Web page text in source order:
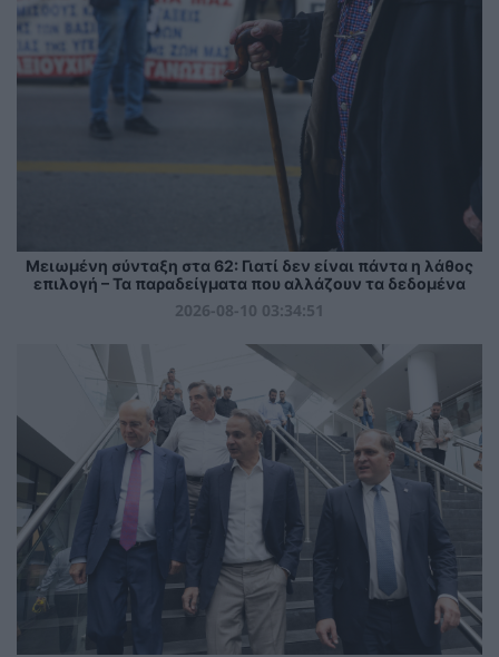
Μειωμένη σύνταξη στα 62: Γιατί δεν είναι πάντα η λάθος
επιλογή – Τα παραδείγματα που αλλάζουν τα δεδομένα
2026-08-10 03:34:51